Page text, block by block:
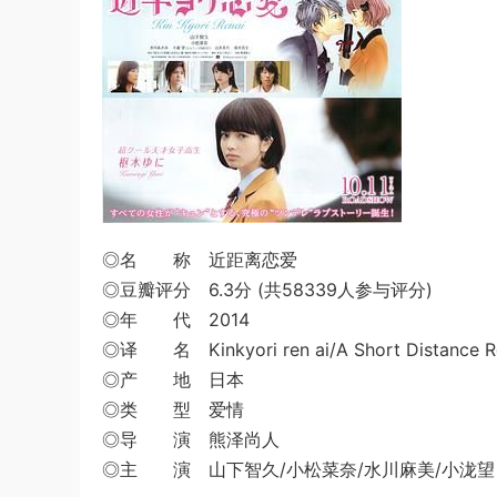
◎名 称 近距离恋爱
◎豆瓣评分 6.3分 (共58339人参与评分)
◎年 代 2014
◎译 名 Kinkyori ren ai/A Short Distance
◎产 地 日本
◎类 型 爱情
◎导 演 熊泽尚人
◎主 演 山下智久/小松菜奈/水川麻美/小泷望